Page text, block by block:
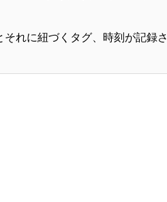
れに紐づくタグ、時刻が記録さ